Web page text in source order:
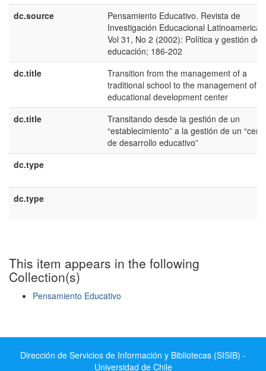
dc.source
Pensamiento Educativo. Revista de
Investigación Educacional
Vol 31, No 2 (2002): Política y gestión de
educación; 186-202
dc.title
Transition from the management of a
traditional school to the management of
educational development center
dc.title
Transitando desde la gestión de un
“establecimiento” a la gestión de un
de desarrollo educativo”
dc.type
dc.type
This item appears in the following
Collection(s)
Pensamiento Educativo
Dirección de Servicios de Información y Bibliotecas (SISIB) -
Universidad de Chile